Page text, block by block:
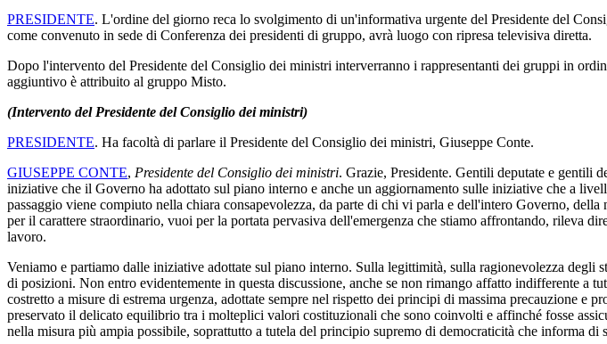
PRESIDENTE. L'ordine del giorno reca lo svolgimento di un'informativa urgente del Presidente del
come convenuto in sede di Conferenza dei presidenti di gruppo, avrà luogo con ripresa televisiva diretta.
Dopo l'intervento del Presidente del Consiglio dei ministri interverranno i rappresentanti dei gruppi in
aggiuntivo è attribuito al gruppo Misto.
(Intervento del Presidente del Consiglio dei ministri)
PRESIDENTE. Ha facoltà di parlare il Presidente del Consiglio dei ministri, Giuseppe Conte.
GIUSEPPE CONTE, Presidente del Consiglio dei ministri. Grazie, Presidente. Gentili deputate e gentili
iniziative che il Governo ha adottato sul piano interno e anche un aggiornamento sulle iniziative che a
passaggio viene compiuto nella chiara consapevolezza, da parte di chi vi parla e dell'intero Governo,
per il carattere straordinario, vuoi per la portata pervasiva dell'emergenza che stiamo affrontando, rileva
lavoro.
Veniamo e partiamo dalle iniziative adottate sul piano interno. Sulla legittimità, sulla ragionevolezza
di posizioni. Non entro evidentemente in questa discussione, anche se non rimango affatto indifferente a
costretto a misure di estrema urgenza, adottate sempre nel rispetto dei principi di massima precauzione
preservato il delicato equilibrio tra i molteplici valori costituzionali che sono coinvolti e affinché fosse
nella misura più ampia possibile, soprattutto a tutela del principio supremo di democraticità che informa di